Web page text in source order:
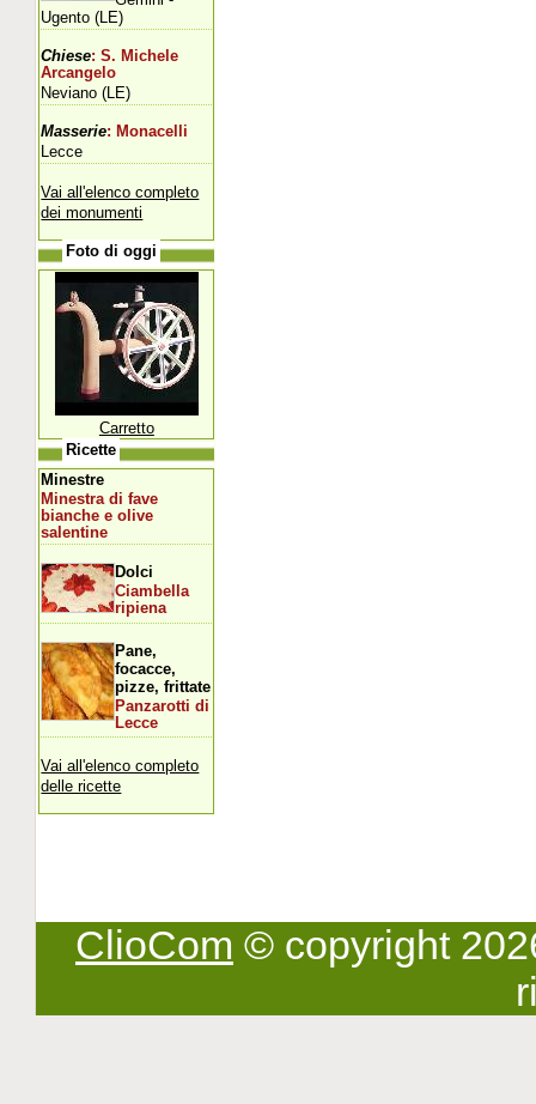
Ugento (LE)
Chiese: S. Michele
Arcangelo
Neviano (LE)
Masserie: Monacelli
Lecce
Vai all'elenco completo
dei monumenti
Foto di oggi
Carretto
Ricette
Minestre
Minestra di fave
bianche e olive
salentine
Dolci
Ciambella
ripiena
Pane,
focacce,
pizze, frittate
Panzarotti di
Lecce
Vai all'elenco completo
delle ricette
ClioCom © copyright